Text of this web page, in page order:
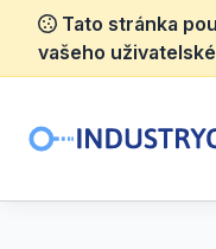
Tato stránka
vašeho